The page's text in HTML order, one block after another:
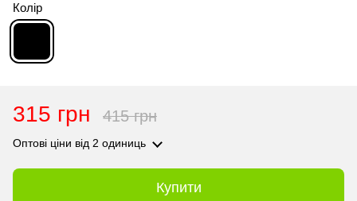
Колір
315 грн 415 грн
Оптові ціни від 2 одиниць
Купити